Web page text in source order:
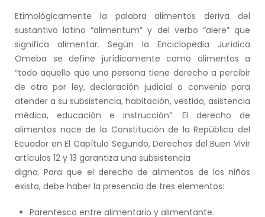
Etimológicamente la palabra alimentos deriva del
sustantivo latino “alimentum” y del verbo “alere” que
significa alimentar. Según la Enciclopedia Jurídica
Omeba se define jurídicamente como alimentos a
“todo aquello que una persona tiene derecho a percibir
de otra por ley, declaración judicial o convenio para
atender a su subsistencia, habitación, vestido, asistencia
médica, educación e instrucción”. El derecho de
alimentos nace de la Constitución de la República del
Ecuador en El Capítulo Segundo, Derechos del Buen Vivir
artículos 12 y 13 garantiza una subsistencia
digna. Para que el derecho de alimentos de los niños
exista, debe haber la presencia de tres elementos:
Parentesco entre alimentario y alimentante.